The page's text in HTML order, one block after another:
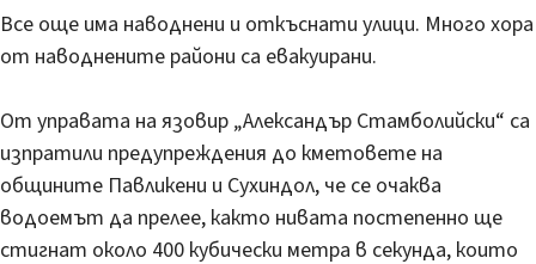
Все още има наводнени и откъснати улици. Много хора
от наводнените райони са евакуирани.
От управата на язовир „Александър Стамболийски“ са
изпратили предупреждения до кметовете на
общините Павликени и Сухиндол, че се очаква
водоемът да прелее, както нивата постепенно ще
стигнат около 400 кубически метра в секунда, които